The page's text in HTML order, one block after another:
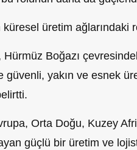
küresel üretim
Hürmüz Boğazı
güvenli, yakın ve esnek
Orta Doğu, Kuzey
güçlü bir üretim ve